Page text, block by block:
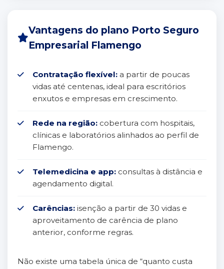
Vantagens do plano Porto Seguro
Empresarial Flamengo
Contratação flexível: a partir de poucas
vidas até centenas, ideal para escritórios
enxutos e empresas em crescimento.
Rede na região: cobertura com hospitais,
clínicas e laboratórios alinhados ao perfil de
Flamengo.
Telemedicina e app: consultas à distância e
agendamento digital.
Carências: isenção a partir de 30 vidas e
aproveitamento de carência de plano
anterior, conforme regras.
Não existe uma tabela única de “quanto custa